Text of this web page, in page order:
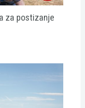
za postizanje